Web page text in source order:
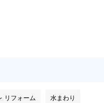
リフォーム 水まわり